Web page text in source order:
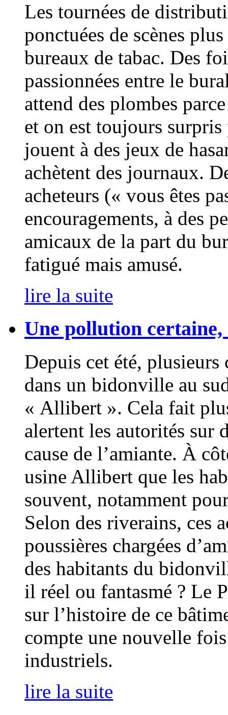
Les tournées de
ponctuées de scènes
bureaux de tabac. Des
passionnées entre le
attend des plombes
et on est toujours
jouent à des jeux de
achètent des journaux.
acheteurs (« vous êtes
encouragements, à des
amicaux de la part du
fatigué mais amusé.
lire la suite
Une pollution certaine,
Depuis cet été, plusieurs
dans un bidonville au
« Allibert ». Cela fait
alertent les autorités sur
cause de l’amiante. À
usine Allibert que les
souvent, notamment
Selon des riverains, ces
poussières chargées
des habitants du
il réel ou fantasmé ? Le
sur l’histoire de ce
compte une nouvelle
industriels.
lire la suite